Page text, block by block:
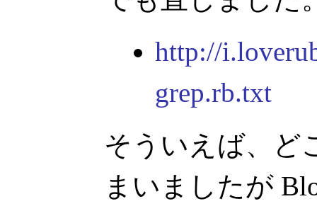
http://
grep.rb.txt
そういえば、ど
まいましたが